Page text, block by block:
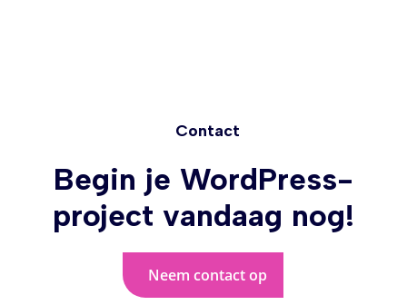
Contact
Begin je WordPress-
project vandaag nog!
Neem contact op